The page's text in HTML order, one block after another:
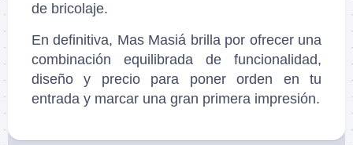
de bricolaje.
En definitiva, Mas Masiá brilla por ofrecer una
combinación equilibrada de funcionalidad,
diseño y precio para poner orden en tu
entrada y marcar una gran primera impresión.